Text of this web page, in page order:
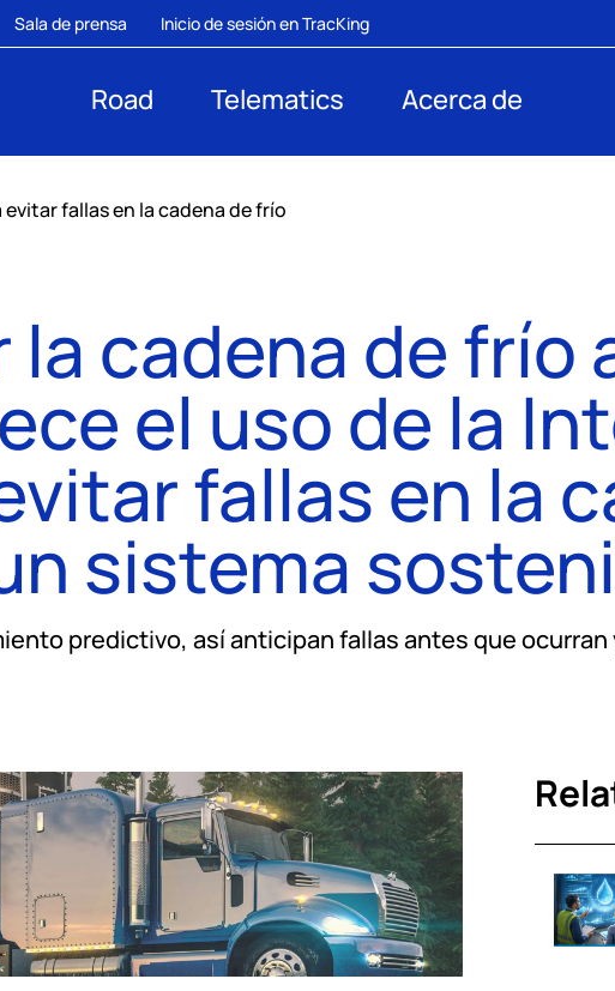
Sala de prensa Inicio de sesión en TracKing
Road Telematics Acerca de
fallas en la cadena de frío
cadena de frío
el uso de la
fallas en la
sistema
predictivo, así anticipan fallas antes que